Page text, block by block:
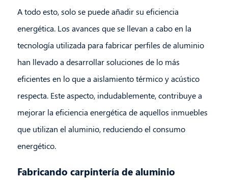
A todo esto, solo se puede añadir su eficiencia
energética. Los avances que se llevan a cabo en la
tecnología utilizada para fabricar perfiles de aluminio
han llevado a desarrollar soluciones de lo más
eficientes en lo que a aislamiento térmico y acústico
respecta. Este aspecto, indudablemente, contribuye a
mejorar la eficiencia energética de aquellos inmuebles
que utilizan el aluminio, reduciendo el consumo
energético.
Fabricando carpintería de aluminio